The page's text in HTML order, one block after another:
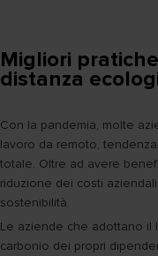
Migliori
distanza
Con la pandemia, molte
lavoro da remoto,
totale. Oltre ad avere
riduzione dei costi
sostenibilità.
Le aziende che adottano il
carbonio dei propri